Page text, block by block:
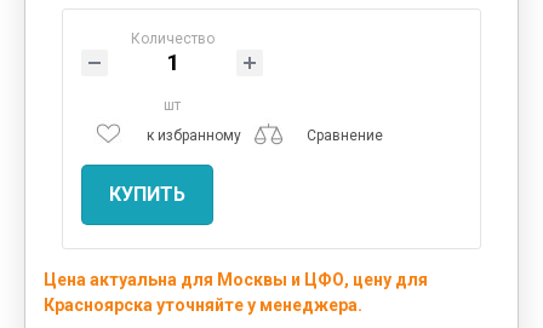
Количество
шт
к избранному
Сравнение
КУПИТЬ
Цена актуальна для Москвы и ЦФО, цену для
Красноярска уточняйте у менеджера.